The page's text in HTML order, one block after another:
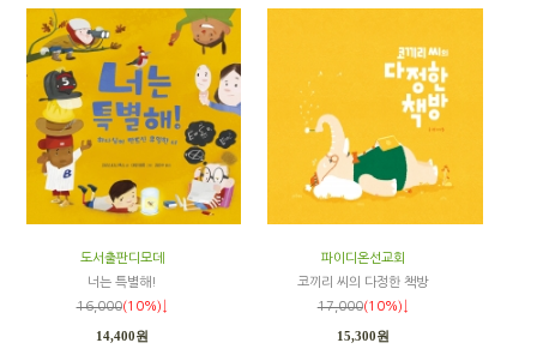
도서출판디모데
너는 특별해!
16,000(10%)↓
14,400원
파이디온선교회
코끼리 씨의 다정한 책방
17,000(10%)↓
15,300원